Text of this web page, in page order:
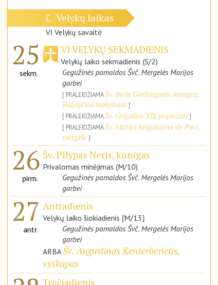
C Velykų laikas
VI Velykų savaitė
25
sekm.
VI VELYKŲ SEKMADIENIS
Velykų laiko sekmadienis (S/2)
Gegužinės pamaldos Švč. Mergelės Marijos
garbei
PRALEIDŽIAMAŠv. Beda Garbingasis, kunigas,
Bažnyčios mokytojas
PRALEIDŽIAMAŠv. Grigalius VII, popiežius
PRALEIDŽIAMAŠv. Marija Magdalena de Paci,
mergelė
26
pirm.
Šv. Pilypas Neris, kunigas
Privalomas minėjimas (M/10)
Gegužinės pamaldos Švč. Mergelės Marijos
garbei
27
antr.
Antradienis
Velykų laiko šiokiadienis [M/13]
Gegužinės pamaldos Švč. Mergelės Marijos
garbei
ARBAŠv. Augustinas Kenterberietis,
vyskupas
Trečiadienis